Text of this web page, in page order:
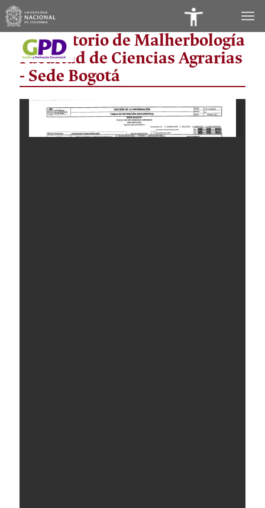
de
Accesibilidad
Laboratorio de Malherbología
Facultad de Ciencias Agrarias
- Sede Bogotá